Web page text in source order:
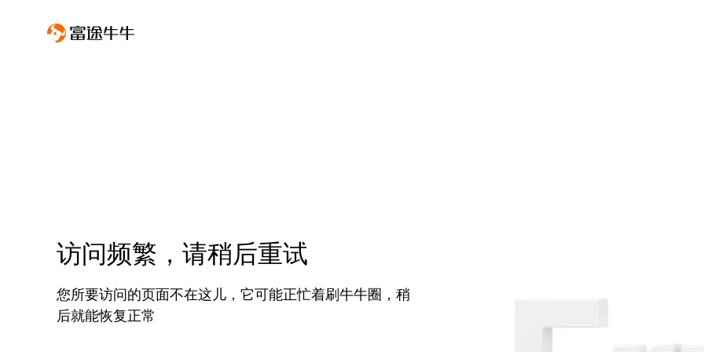
访问频繁，请稍后重试
您所要访问的页面不在这儿，它可能正忙着刷牛牛圈，稍
后就能恢复正常